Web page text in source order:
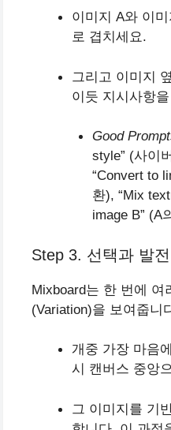
이미지 A와 이
로 겹치세요.
그리고 이미지
이듯 지시사항
Good
style” (사이
“Convert to
환), “Mix
image B” (A
Step 3. 선택과 발
Mixboard는 한 번에 여
(Variation)을 보여줍니
개중 가장 마음
시 캔버스 중앙
그 이미지를 기